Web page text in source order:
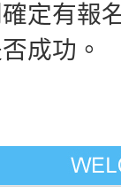
定有報
成功。